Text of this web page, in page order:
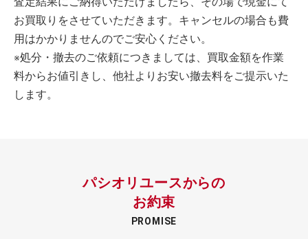
お買取りをさせていただきます。キャンセルの場合も費
用はかかりませんのでご安心ください。
※処分・撤去のご依頼につきましては、買取金額を作業
料からお値引きし、他社よりお安い撤去料をご提示いた
します。
パシオリユースからの
お約束
PROMISE